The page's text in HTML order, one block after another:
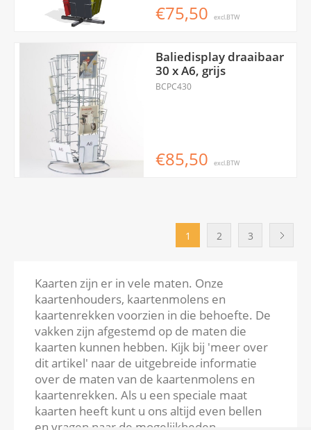
Kaarten zijn er in vele maten. Onze
kaartenhouders, kaartenmolens en
kaartenrekken voorzien in die behoefte. De
vakken zijn afgestemd op de maten die
kaarten kunnen hebben. Kijk bij 'meer over
dit artikel' naar de uitgebreide informatie
over de maten van de kaartenmolens en
kaartenrekken. Als u een speciale maat
kaarten heeft kunt u ons altijd even bellen
en vragen naar de mogelijkheden.
€75,50 excl.BTW
Baliedisplay draaibaar
30 x A6, grijs
BCPC430
€85,50 excl.BTW
1 2 3